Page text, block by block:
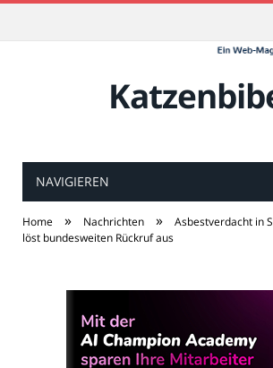
NAVIGIEREN
Home » Nachrichten »
Asbestverdacht in
löst bundesweiten Rückruf aus